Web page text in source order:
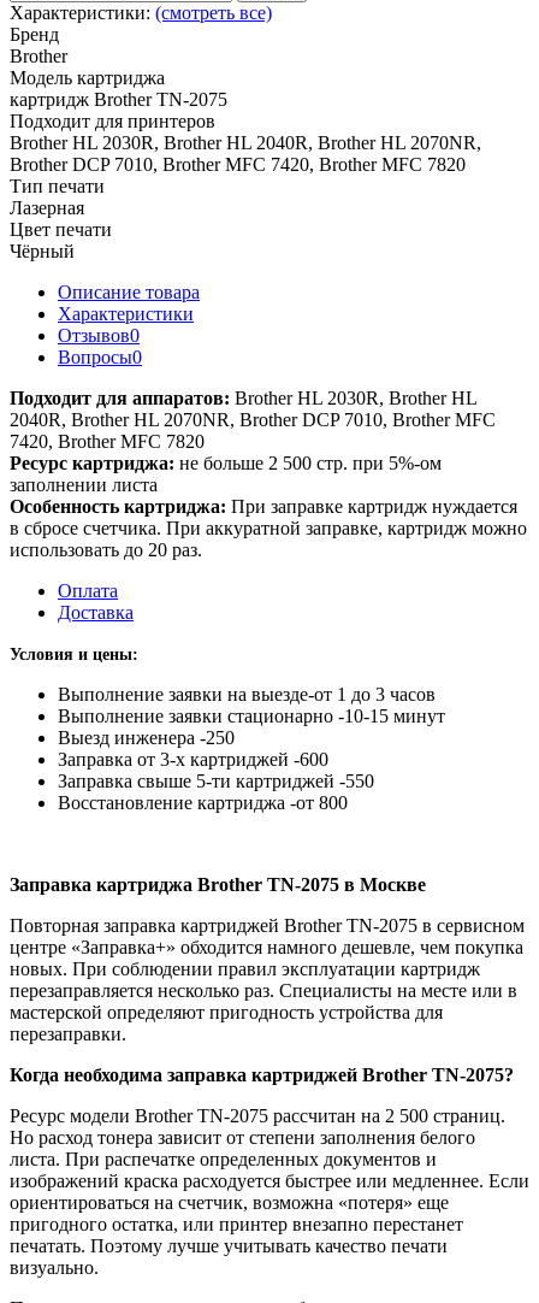
Характеристики: (смотреть все)
Бренд
Brother
Модель картриджа
картридж Brother TN-2075
Подходит для принтеров
Brother HL 2030R, Brother HL 2040R, Brother HL 2070NR,
Brother DCP 7010, Brother MFC 7420, Brother MFC 7820
Тип печати
Лазерная
Цвет печати
Чёрный
Описание товара
Характеристики
Отзывов0
Вопросы0
Подходит для аппаратов: Brother HL 2030R, Brother HL
2040R, Brother HL 2070NR, Brother DCP 7010, Brother MFC
7420, Brother MFC 7820
Ресурс картриджа: не больше 2 500 стр. при 5%-ом
заполнении листа
Особенность картриджа: При заправке картридж нуждается
в сбросе счетчика. При аккуратной заправке, картридж можно
использовать до 20 раз.
Оплата
Доставка
Условия и цены:
Выполнение заявки на выезде-от 1 до 3 часов
Выполнение заявки стационарно -10-15 минут
Выезд инженера -250
Заправка от 3-х картриджей -600
Заправка свыше 5-ти картриджей -550
Восстановление картриджа -от 800
Заправка картриджа Brother TN-2075 в Москве
Повторная заправка картриджей Brother TN-2075 в сервисном
центре «Заправка+» обходится намного дешевле, чем покупка
новых. При соблюдении правил эксплуатации картридж
перезаправляется несколько раз. Специалисты на месте или в
мастерской определяют пригодность устройства для
перезаправки.
Когда необходима заправка картриджей Brother TN-2075?
Ресурс модели Brother TN-2075 рассчитан на 2 500 страниц.
Но расход тонера зависит от степени заполнения белого
листа. При распечатке определенных документов и
изображений краска расходуется быстрее или медленнее. Если
ориентироваться на счетчик, возможна «потеря» еще
пригодного остатка, или принтер внезапно перестанет
печатать. Поэтому лучше учитывать качество печати
визуально.